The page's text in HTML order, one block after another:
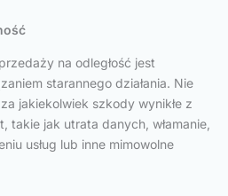
na odległość jest
starannego działania. Nie
jakiekolwiek szkody wynikłe z
takie jak utrata danych, włamanie,
usług lub inne mimowolne